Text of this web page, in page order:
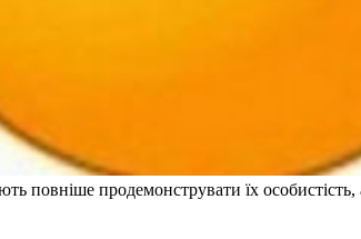
повніше продемонструвати їх